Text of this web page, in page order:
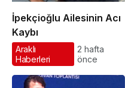
İpekçioğlu Ailesinin Acı
Kaybı
Araklı
Haberleri
2 hafta
önce